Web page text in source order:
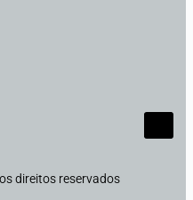
direitos reservados